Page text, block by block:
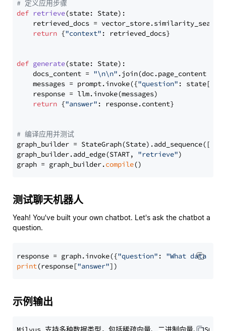
# 定义应用步骤
def retrieve(state: State):
retrieved_docs =
return {"context" : retrieved_docs}
def generate(state: State):
    docs_content =
"\n\n" .join(doc.page_content
    messages = prompt.invoke({
"question" : state[
    response = llm.invoke(messages)
return {"answer" : response.content}
# 编译应用并测试
graph_builder =
graph_builder.add_edge(START, "retrieve")
graph = graph_builder.compile
测试聊天机器人
Yeah! You've built your own chatbot. Let's ask the chatbot a
question.
response = graph.invoke({"question" : "What data
print(response["answer"
示例输出